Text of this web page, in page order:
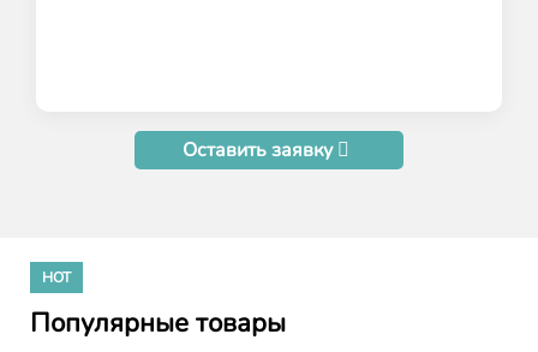
Оставить заявку
HOT
Популярные товары